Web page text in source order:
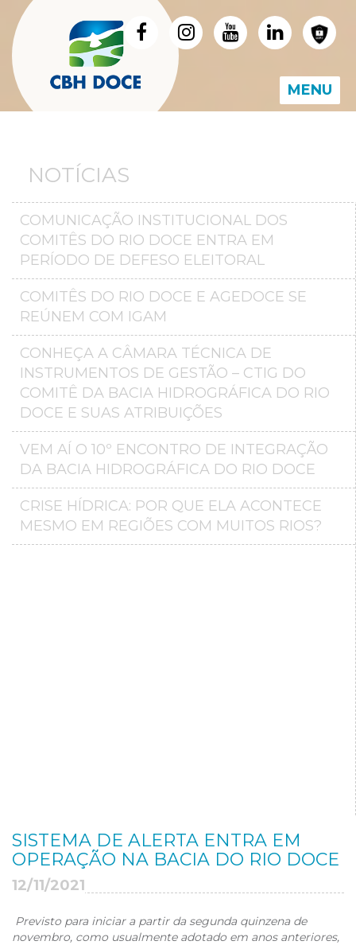
MENU
NOTÍCIAS
COMUNICAÇÃO INSTITUCIONAL DOS
COMITÊS DO RIO DOCE ENTRA EM
PERÍODO DE DEFESO ELEITORAL
COMITÊS DO RIO DOCE E AGEDOCE SE
REÚNEM COM IGAM
CONHEÇA A CÂMARA TÉCNICA DE
INSTRUMENTOS DE GESTÃO – CTIG DO
COMITÊ DA BACIA HIDROGRÁFICA DO RIO
DOCE E SUAS ATRIBUIÇÕES
VEM AÍ O 10º ENCONTRO DE INTEGRAÇÃO
DA BACIA HIDROGRÁFICA DO RIO DOCE
CRISE HÍDRICA: POR QUE ELA ACONTECE
MESMO EM REGIÕES COM MUITOS RIOS?
SISTEMA DE ALERTA ENTRA EM
OPERAÇÃO NA BACIA DO RIO DOCE
12/11/2021
Previsto para iniciar a partir da segunda quinzena de
novembro, como usualmente adotado em anos anteriores,